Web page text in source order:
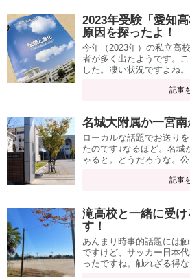
2023年受験「愛知
原因を探ったよ！
今年（2023年）の私立高
者が多く出たようです。
した。凄い状況ですよね。
記事
名城大附属か一宮南
ローカルな話題でお送り
たのです↓なるほど。名城
ゃると。どうだろうな。公
記事
滝高校と一緒に受
す！
あんまり時事的話題には
ですけど、サッカー日本
ったですね。触れざる得